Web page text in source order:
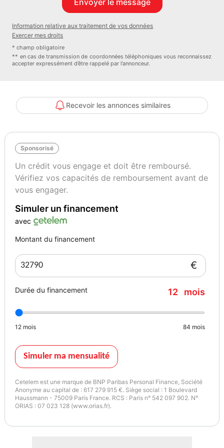
Garantie : Constructeur
Couleur
Deep Crystal Blue Mica
Puissance réelle
Information relative aux traitement de vos données
Exercer mes droits
* champ obligatoire
** en cas de transmission de coordonnées téléphoniques vous reconnaissez
accepter expressément d’être rappelé par l’annonceur.
Recevoir les annonces similaires
Sponsorisé
Un crédit vous engage et doit être remboursé.
Vérifiez vos capacités de remboursement avant de
vous engager.
Simuler un financement
avec
Montant du financement
€
Durée du financement 12 mois
12 mois 84 mois
Simuler ma mensualité
Cetelem est une marque de BNP Paribas Personal Finance, Société
Anonyme au capital de : 617 279 915 €. Siège social : 1 Boulevard
Haussmann - 75009 Paris France. RCS : Paris n° 542 097 902. N°
ORIAS : 07 023 128 (www.orias.fr).